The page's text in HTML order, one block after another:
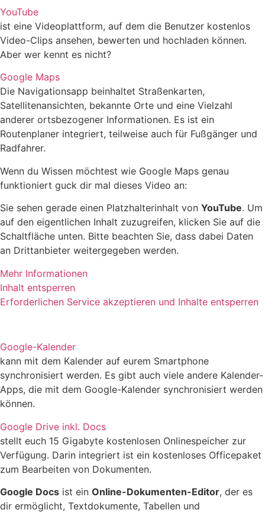
YouTube
ist eine Videoplattform, auf dem die Benutzer kostenlos
Video-Clips ansehen, bewerten und hochladen können.
Aber wer kennt es nicht?
Google Maps
Die Navigationsapp beinhaltet Straßenkarten,
Satellitenansichten, bekannte Orte und eine Vielzahl
anderer ortsbezogener Informationen. Es ist ein
Routenplaner integriert, teilweise auch für Fußgänger und
Radfahrer.
Wenn du Wissen möchtest wie Google Maps genau
funktioniert guck dir mal dieses Video an:
Sie sehen gerade einen Platzhalterinhalt von YouTube. Um
auf den eigentlichen Inhalt zuzugreifen, klicken Sie auf die
Schaltfläche unten. Bitte beachten Sie, dass dabei Daten
an Drittanbieter weitergegeben werden.
Mehr Informationen
Inhalt entsperren
Erforderlichen Service akzeptieren und Inhalte entsperren
Google-Kalender
kann mit dem Kalender auf eurem Smartphone
synchronisiert werden. Es gibt auch viele andere Kalender-
Apps, die mit dem Google-Kalender synchronisiert werden
können.
Google Drive inkl. Docs
stellt euch 15 Gigabyte kostenlosen Onlinespeicher zur
Verfügung. Darin integriert ist ein kostenloses Officepaket
zum Bearbeiten von Dokumenten.
Google Docs ist ein Online-Dokumenten-Editor, der es
dir ermöglicht, Textdokumente, Tabellen und